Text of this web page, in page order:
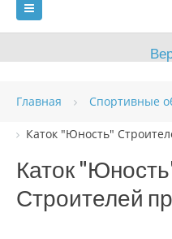
ГЛАВНАЯ
СВЕДЕНИЯ ОБ
ВИДЫ СПОРТА
ОБЪЕКТЫ
Главная Спортивные
Каток "Юность"
Каток
Строителей